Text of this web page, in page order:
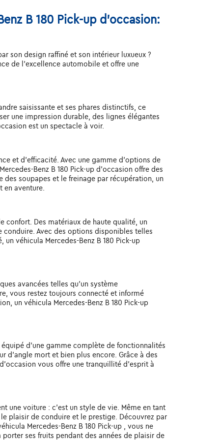
B 180 Pick-up d'occasion:
son design raffiné et son intérieur luxueux ?
de l'excellence automobile et offre une
saisissante et ses phares distinctifs, ce
une impression durable, des lignes élégantes
est un spectacle à voir.
et d'efficacité. Avec une gamme d'options de
Benz B 180 Pick-up d'occasion offre des
soupapes et le freinage par récupération, un
en aventure.
confort. Des matériaux de haute qualité, un
Avec des options disponibles telles
véhicula Mercedes-Benz B 180 Pick-up
avancées telles qu'un système
vous restez toujours connecté et informé
un véhicula Mercedes-Benz B 180 Pick-up
équipé d'une gamme complète de fonctionnalités
d'angle mort et bien plus encore. Grâce à des
vous offre une tranquillité d'esprit à
une voiture : c'est un style de vie. Même en tant
plaisir de conduire et le prestige. Découvrez par
Mercedes-Benz B 180 Pick-up , vous ne
ses fruits pendant des années de plaisir de